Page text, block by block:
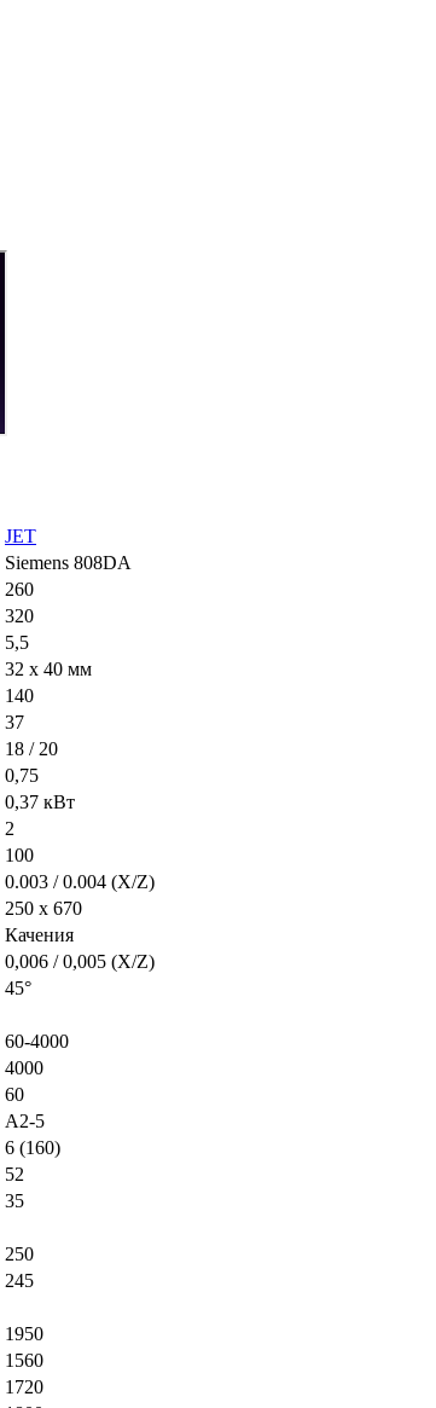
JET
Siemens 808DA
260
320
5,5
32 х 40 мм
140
37
18 / 20
0,75
0,37 кВт
2
100
0.003 / 0.004 (X/Z)
250 х 670
Качения
0,006 / 0,005 (X/Z)
45°
60-4000
4000
60
A2-5
6 (160)
52
35
250
245
1950
1560
1720